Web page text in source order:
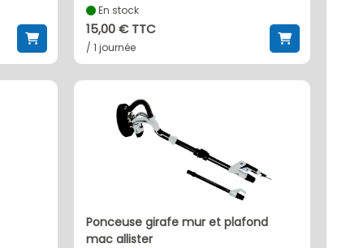
En stock
15,00 € TTC
/ 1 journée
ponceuse girafe mur et plafond
mac allister